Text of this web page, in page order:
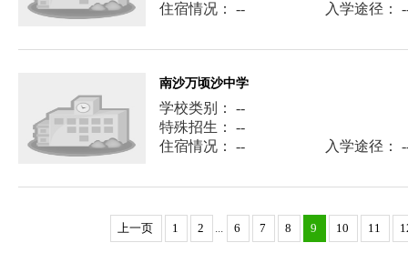
住宿情况： --
入学途径：
南沙万顷沙中学
学校类别： --
特殊招生： --
住宿情况： --
入学途径：
上一页 1 2 ... 6 7 8 9 10 11